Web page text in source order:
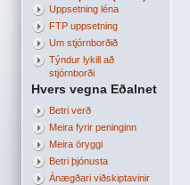
Uppsetning léna
FTP uppsetning
Um stjórnborðið
Týndur lykill að
stjórnborði
Hvers vegna Eðalnet
Betri verð
Meira fyrir peninginn
Meira öryggi
Betri þjónusta
Ánægðari viðskiptavinir